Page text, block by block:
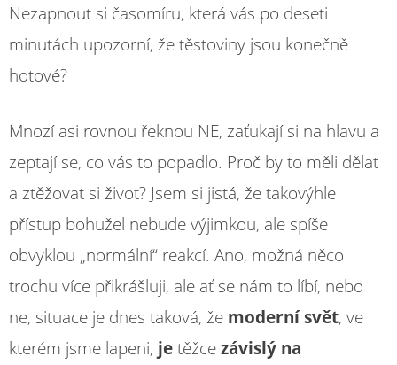
Nezapnout si časomíru, která vás po deseti
minutách upozorní, že těstoviny jsou konečně
hotové?
Mnozí asi rovnou řeknou NE, zaťukají si na hlavu a
zeptají se, co vás to popadlo. Proč by to měli dělat
a ztěžovat si život? Jsem si jistá, že takovýhle
přístup bohužel nebude výjimkou, ale spíše
obvyklou „normální“ reakcí. Ano, možná něco
trochu více přikrášluji, ale ať se nám to líbí, nebo
ne, situace je dnes taková, že moderní svět, ve
kterém jsme lapeni, jetěžcezávislý na